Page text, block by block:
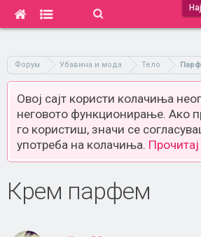
Форум Убавина и мода Тело
Овој сајт користи колачиња
неговото функционирање. Ако
го користиш, значи се
употреба на колачиња.
Крем парфем